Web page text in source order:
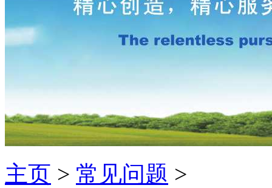
主页 > 常见问题 >